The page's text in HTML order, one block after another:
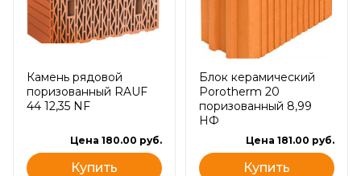
Камень рядовой
поризованный RAUF
44 12,35 NF
Цена 180.00 руб.
Купить
Блок керамический
Porotherm 20
поризованный 8,99
НФ
Цена 181.00 руб.
Купить